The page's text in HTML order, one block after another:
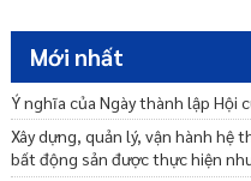
Mới nhất
Ý nghĩa của Ngày thành lập Hội
Xây dựng, quản lý, vận hành
bất động sản được thực hiện